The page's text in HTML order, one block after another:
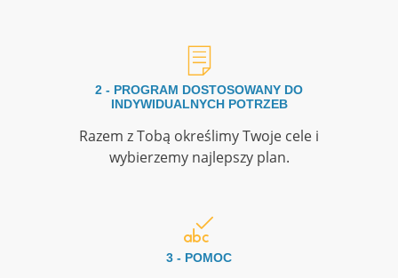
2 - PROGRAM DOSTOSOWANY DO
INDYWIDUALNYCH POTRZEB
Razem z Tobą określimy Twoje cele i
wybierzemy najlepszy plan.
3 - POMOC